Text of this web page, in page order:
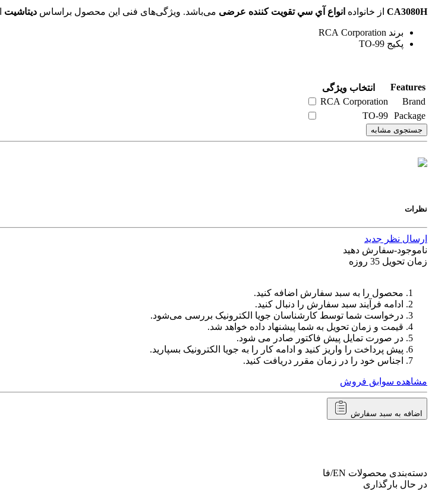
CA3080H از خانواده انواع آي سي تقویت کننده عرضی دیتاشیت
برند RCA Corporation
پکیج TO-99
Features
انتخاب ویژگی
Brand
RCA Corporation
Package
TO-99
جستجوی مشابه
نظرات
ارسال نظر جدید
ناموجود-سفارش دهید
زمان تحویل 35 روزه
محصول را به سبد سفارش اضافه کنید.
ادامه فرآیند سبد سفارش را دنبال کنید.
درخواست شما توسط کارشناسان جویا الکترونیک بررسی می‌شود.
قیمت و زمان تحویل به شما پیشنهاد داده خواهد شد.
در صورت تمایل پیش فاکتور صادر می شود.
پیش پرداخت را واریز کنید و ادامه کار را به جویا الکترونیک بسپارید.
اجناس خود را در زمان مقرر دریافت کنید.
مشاهده سوابق فروش
اضافه به سبد سفارش
دسته‌بندی محصولات EN/فا
در حال بارگذاری